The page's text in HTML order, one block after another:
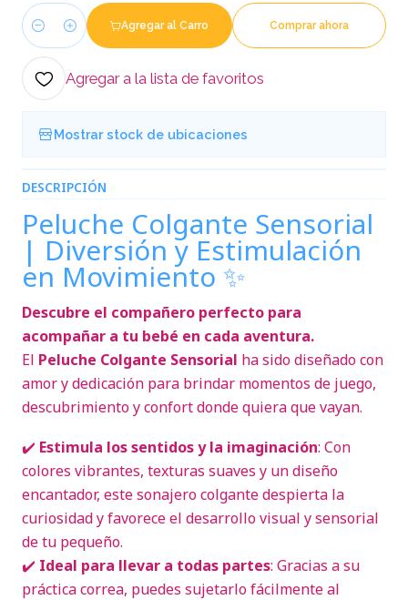
Cantidad
Agregar al Carro Comprar ahora
Agregar a la lista de favoritos
Mostrar stock de ubicaciones
DESCRIPCIÓN
Peluche Colgante Sensorial
| Diversión y Estimulación
en Movimiento ✨
Descubre el compañero perfecto para
acompañar a tu bebé en cada aventura.
El Peluche Colgante Sensorial ha sido diseñado con
amor y dedicación para brindar momentos de juego,
descubrimiento y confort donde quiera que vayan.
✔️ Estimula los sentidos y la imaginación: Con
colores vibrantes, texturas suaves y un diseño
encantador, este sonajero colgante despierta la
curiosidad y favorece el desarrollo visual y sensorial
de tu pequeño.
✔️ Ideal para llevar a todas partes: Gracias a su
práctica correa, puedes sujetarlo fácilmente al